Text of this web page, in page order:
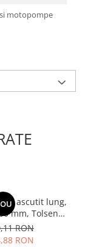
motopompe
ascutit lung,
mm, Tolsen
10290RON
RON